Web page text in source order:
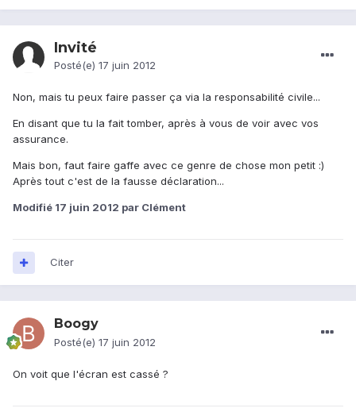
Invité
Posté(e) 17 juin 2012
Non, mais tu peux faire passer ça via la responsabilité civile...
En disant que tu la fait tomber, après à vous de voir avec vos
assurance.
Mais bon, faut faire gaffe avec ce genre de chose mon petit :)
Après tout c'est de la fausse déclaration...
Modifié 17 juin 2012 par Clément
Citer
Boogy
Posté(e) 17 juin 2012
On voit que l'écran est cassé ?